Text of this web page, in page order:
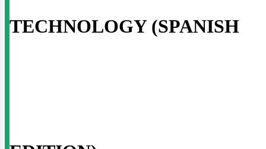
TECHNOLOGY (SPANISH